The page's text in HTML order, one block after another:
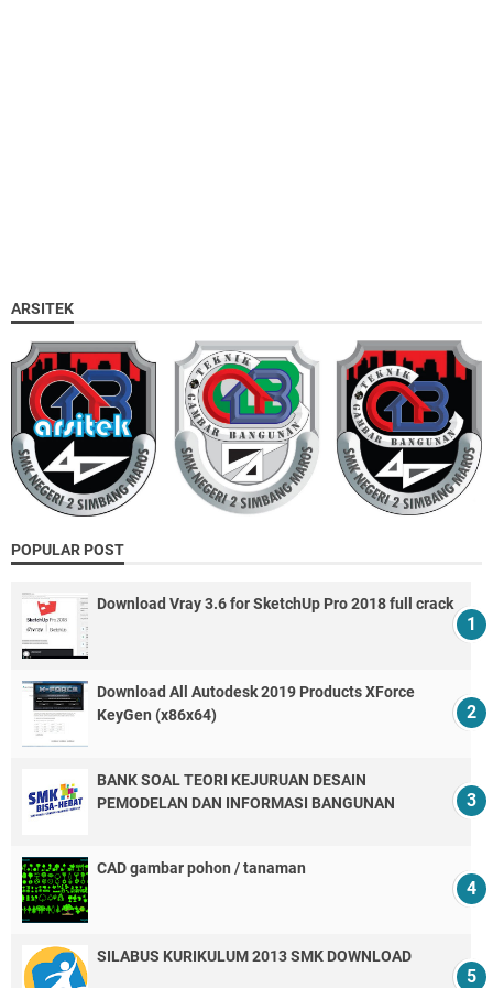
ARSITEK
POPULAR POST
Download Vray 3.6 for SketchUp Pro 2018 full crack
Download All Autodesk 2019 Products XForce
KeyGen (x86x64)
BANK SOAL TEORI KEJURUAN DESAIN
PEMODELAN DAN INFORMASI BANGUNAN
CAD gambar pohon / tanaman
SILABUS KURIKULUM 2013 SMK DOWNLOAD